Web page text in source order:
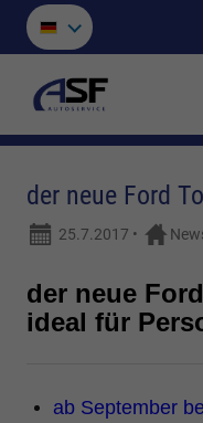
der neue Ford
25.7.2017 •
der neue
ideal für
ab September